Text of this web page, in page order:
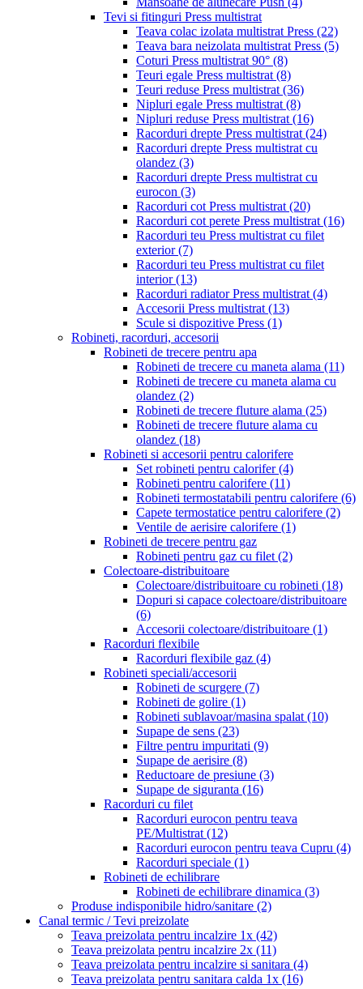
Tevi si fitinguri Press multistrat
Teava colac izolata multistrat Press (22)
Teava bara neizolata multistrat Press (5)
Coturi Press multistrat 90° (8)
Teuri egale Press multistrat (8)
Teuri reduse Press multistrat (36)
Nipluri egale Press multistrat (8)
Nipluri reduse Press multistrat (16)
Racorduri drepte Press multistrat (24)
Racorduri drepte Press multistrat cu
olandez (3)
Racorduri drepte Press multistrat cu
eurocon (3)
Racorduri cot Press multistrat (20)
Racorduri cot perete Press multistrat (16)
Racorduri teu Press multistrat cu filet
exterior(7)
Racorduri teu Press multistrat cu filet
interior(13)
Racorduri radiator Press multistrat (4)
Accesorii Press multistrat (13)
Scule si dispozitive Press (1)
Robineti, racorduri, accesorii
Robineti de trecere pentru apa
Robineti de trecere cu maneta alama (11)
Robineti de trecere cu maneta alama cu
olandez (2)
Robineti de trecere fluture alama (25)
Robineti de trecere fluture alama cu
olandez (18)
Robineti si accesorii pentru calorifere
Set robineti pentru calorifer(4)
Robineti pentru calorifere (11)
Robineti termostatabili pentru calorifere (6)
Capete termostatice pentru calorifere (2)
Ventile de aerisire calorifere (1)
Robineti de trecere pentru gaz
Robineti pentru gaz cu filet (2)
Colectoare-distribuitoare
Colectoare/distribuitoare cu robineti (18)
Dopuri si capace colectoare/distribuitoare
(6)
Accesorii colectoare/distribuitoare (1)
Racorduri flexibile
Racorduri flexibile gaz (4)
Robineti speciali/accesorii
Robineti de scurgere (7)
Robineti de golire (1)
Robineti sublavoar/masina spalat (10)
Supape de sens (23)
Filtre pentru impuritati (9)
Supape de aerisire (8)
Reductoare de presiune (3)
Supape de siguranta (16)
Racorduri cu filet
Racorduri eurocon pentru teava
PE/Multistrat (12)
Racorduri eurocon pentru teava Cupru (4)
Racorduri speciale (1)
Robineti de echilibrare
Robineti de echilibrare dinamica (3)
Produse indisponibile hidro/sanitare (2)
Canal termic / Tevi preizolate
Teava preizolata pentru incalzire 1x (42)
Teava preizolata pentru incalzire 2x (11)
Teava preizolata pentru incalzire si sanitara (4)
Teava preizolata pentru sanitara calda 1x (16)